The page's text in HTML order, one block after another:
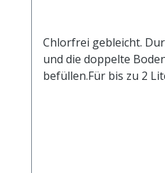
Chlorfrei gebleicht.
und die doppelte
befüllen.Für bis zu 2